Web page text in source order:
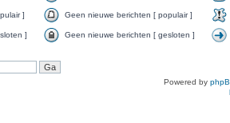
] Geen nieuwe berichten [ populair ]
] Geen nieuwe berichten [ gesloten ]
Powered by